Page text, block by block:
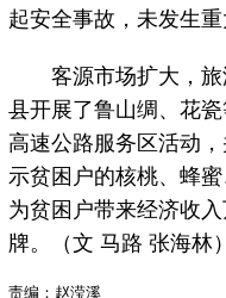
起安全事故，未发生重
客源市场扩大，旅
县开展了鲁山绸、花
高速公路服务区活动
示贫困户的核桃、蜂
为贫困户带来经济收
牌。（文 马路 张海林）
责编：赵滢溪